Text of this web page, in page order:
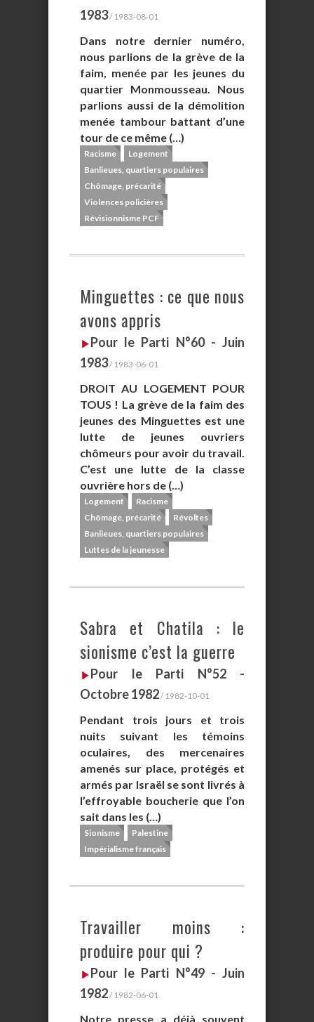
1983/ 1983-08-01
Dans notre dernier numéro,
nous parlions de la grève de la
faim, menée par les jeunes du
quartier Monmousseau. Nous
parlions aussi de la démolition
menée tambour battant d’une
tour de ce même (…)
Racisme
Logement
Banlieues, quartiers populaires
Chômage, précarité
Violences policières
Révisionnisme PCF
Minguettes : ce que nous
avons appris
Pour le Parti N°60 - Juin
1983/ 1983-06-01
DROIT AU LOGEMENT POUR
TOUS ! La grève de la faim des
jeunes des Minguettes est une
lutte de jeunes ouvriers
chômeurs pour avoir du travail.
C’est une lutte de la classe
ouvrière hors de (…)
Logement
Racisme
Chômage, précarité
Révoltes
Banlieues, quartiers populaires
Luttes de la jeunesse
Sabra et Chatila : le
sionisme c’est la guerre
Pour le Parti N°52 -
Octobre 1982/ 1982-10-01
Pendant trois jours et trois
nuits suivant les témoins
oculaires, des mercenaires
amenés sur place, protégés et
armés par Israël se sont livrés à
l’effroyable boucherie que l’on
sait dans les (…)
Sionisme
Palestine
Impérialisme français
Travailler moins :
produire pour qui ?
Pour le Parti N°49 - Juin
1982/ 1982-06-01
Notre presse a déjà souvent